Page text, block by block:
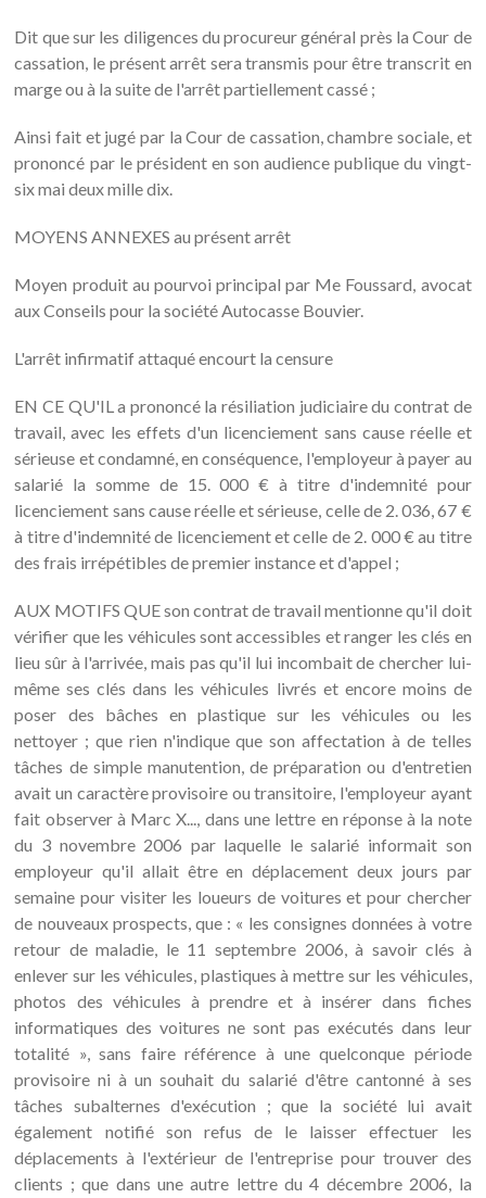
Dit que sur les diligences du procureur général près la Cour de
cassation, le présent arrêt sera transmis pour être transcrit en
marge ou à la suite de l'arrêt partiellement cassé ;
Ainsi fait et jugé par la Cour de cassation, chambre sociale, et
prononcé par le président en son audience publique du vingt-
six mai deux mille dix.
MOYENS ANNEXES au présent arrêt
Moyen produit au pourvoi principal par Me Foussard, avocat
aux Conseils pour la société Autocasse Bouvier.
L'arrêt infirmatif attaqué encourt la censure
EN CE QU'IL a prononcé la résiliation judiciaire du contrat de
travail, avec les effets d'un licenciement sans cause réelle et
sérieuse et condamné, en conséquence, l'employeur à payer au
salarié la somme de 15. 000 € à titre d'indemnité pour
licenciement sans cause réelle et sérieuse, celle de 2. 036, 67 €
à titre d'indemnité de licenciement et celle de 2. 000 € au titre
des frais irrépétibles de premier instance et d'appel ;
AUX MOTIFS QUE son contrat de travail mentionne qu'il doit
vérifier que les véhicules sont accessibles et ranger les clés en
lieu sûr à l'arrivée, mais pas qu'il lui incombait de chercher lui-
même ses clés dans les véhicules livrés et encore moins de
poser des bâches en plastique sur les véhicules ou les
nettoyer ; que rien n'indique que son affectation à de telles
tâches de simple manutention, de préparation ou d'entretien
avait un caractère provisoire ou transitoire, l'employeur ayant
fait observer à Marc X..., dans une lettre en réponse à la note
du 3 novembre 2006 par laquelle le salarié informait son
employeur qu'il allait être en déplacement deux jours par
semaine pour visiter les loueurs de voitures et pour chercher
de nouveaux prospects, que : « les consignes données à votre
retour de maladie, le 11 septembre 2006, à savoir clés à
enlever sur les véhicules, plastiques à mettre sur les véhicules,
photos des véhicules à prendre et à insérer dans fiches
informatiques des voitures ne sont pas exécutés dans leur
totalité », sans faire référence à une quelconque période
provisoire ni à un souhait du salarié d'être cantonné à ses
tâches subalternes d'exécution ; que la société lui avait
également notifié son refus de le laisser effectuer les
déplacements à l'extérieur de l'entreprise pour trouver des
clients ; que dans une autre lettre du 4 décembre 2006, la